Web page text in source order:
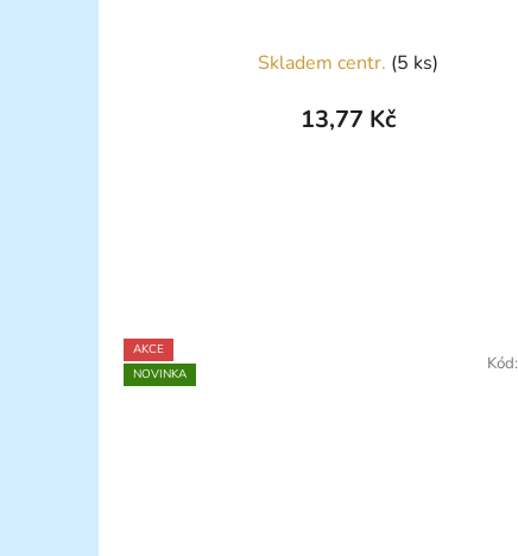
Skladem centr. (5 ks)
13,77 Kč
AKCE
NOVINKA
Kód: